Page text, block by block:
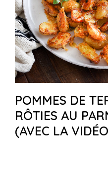
POMMES DE
RÔTIES AU
(AVEC LA